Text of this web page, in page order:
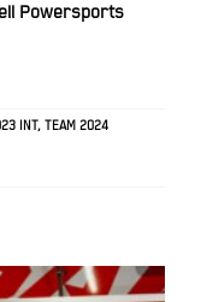
Powersports
INT, TEAM 2024